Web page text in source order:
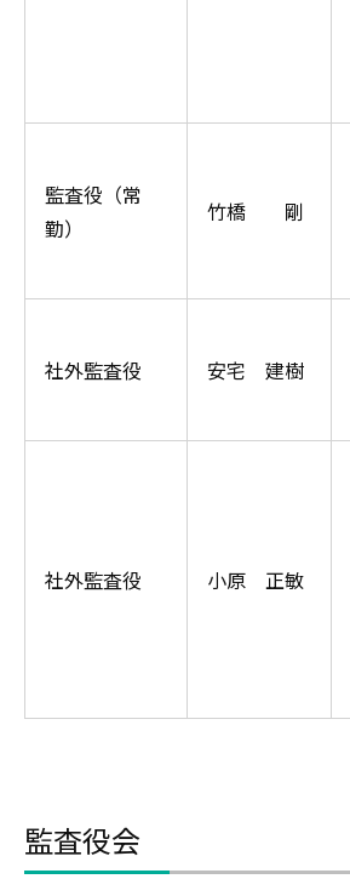
監査役（常
勤）
竹橋 剛
社外監査役 安宅 建樹
社外監査役 小原 正敏
監査役会